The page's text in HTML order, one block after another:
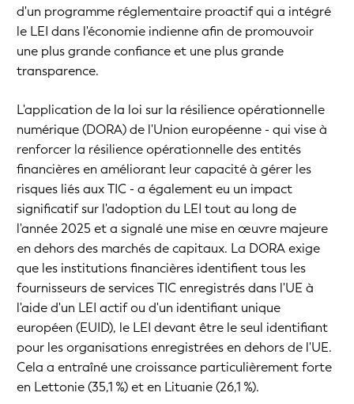
d'un programme réglementaire proactif qui a intégré
le LEI dans l'économie indienne afin de promouvoir
une plus grande confiance et une plus grande
transparence.
L'application de la loi sur la résilience opérationnelle
numérique (DORA) de l'Union européenne - qui vise à
renforcer la résilience opérationnelle des entités
financières en améliorant leur capacité à gérer les
risques liés aux TIC - a également eu un impact
significatif sur l'adoption du LEI tout au long de
l'année 2025 et a signalé une mise en œuvre majeure
en dehors des marchés de capitaux. La DORA exige
que les institutions financières identifient tous les
fournisseurs de services TIC enregistrés dans l'UE à
l'aide d'un LEI actif ou d'un identifiant unique
européen (EUID), le LEI devant être le seul identifiant
pour les organisations enregistrées en dehors de l'UE.
Cela a entraîné une croissance particulièrement forte
en Lettonie (35,1 %) et en Lituanie (26,1 %).